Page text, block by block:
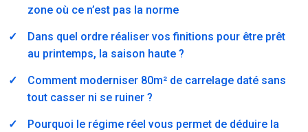
zone où ce n’est pas la norme
Dans quel ordre réaliser vos finitions pour être prêt
au printemps, la saison haute ?
Comment moderniser 80m² de carrelage daté sans
tout casser ni se ruiner ?
Pourquoi le régime réel vous permet de déduire la